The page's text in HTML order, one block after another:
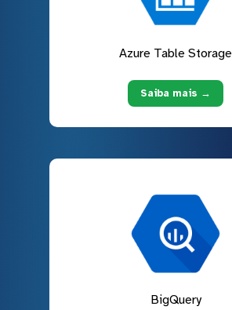
Azure Table Storage
Saiba mais →
BigQuery